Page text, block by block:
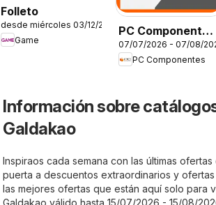
Folleto
desde miércoles 03/12/2025
Game
PC Componentes
Folleto
07/07/2026 - 07/08/
PC Componentes
Información sobre
Galdakao
Inspiraos cada semana con las últimas
puerta a descuentos extraordinarios y
las mejores ofertas que están aquí solo para